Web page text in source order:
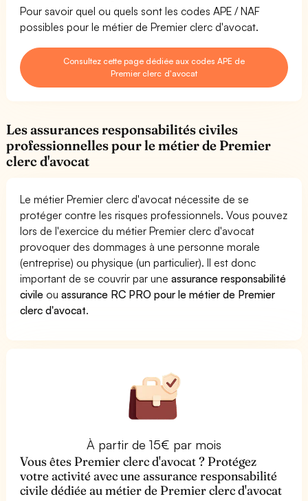
Pour savoir quel ou quels sont les codes APE / NAF
possibles pour le métier de Premier clerc d'avocat.
Consultez cette page dédiée aux codes APE de
Premier clerc d'avocat
Les assurances responsabilités civiles
professionnelles pour le métier de Premier
clerc d'avocat
Le métier Premier clerc d'avocat nécessite de se
protéger contre les risques professionnels. Vous pouvez
lors de l'exercice du métier Premier clerc d'avocat
provoquer des dommages à une personne morale
(entreprise) ou physique (un particulier). Il est donc
important de se couvrir par uneassurance responsabilité
civile ouassurance RC PRO pour le métier de Premier
clerc d'avocat.
À partir de 15€ par mois
Vous êtes Premier clerc d'avocat ? Protégez
votre activité avec une assurance responsabilité
civile dédiée au métier de Premier clerc d'avocat